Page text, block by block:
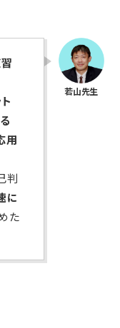
用
判
に
た